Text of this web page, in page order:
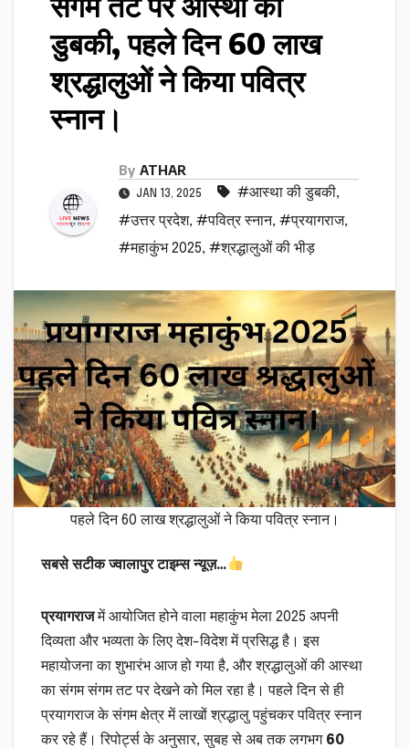
डुबकी, पहले दिन 60 लाख
श्रद्धालुओं ने किया पवित्र
स्नान।
By ATHAR
JAN 13, 2025 #आस्था की डुबकी,
#उत्तर प्रदेश, #पवित्र स्नान, #प्रयागराज,
#महाकुंभ 2025, #श्रद्धालुओं की भीड़
पहले दिन 60 लाख श्रद्धालुओं ने किया पवित्र स्नान।
सबसे सटीक ज्वालापुर टाइम्स न्यूज़…
प्रयागराजमें आयोजित होने वाला महाकुंभ मेला 2025 अपनी
दिव्यता और भव्यता के लिए देश-विदेश में प्रसिद्ध है। इस
महायोजना का शुभारंभ आज हो गया है, और श्रद्धालुओं की आस्था
का संगम संगम तट पर देखने को मिल रहा है। पहले दिन से ही
प्रयागराज के संगम क्षेत्र में लाखों श्रद्धालु पहुंचकर पवित्र स्नान
कर रहे हैं। रिपोर्ट्स के अनुसार, सुबह से अब तक लगभग 60